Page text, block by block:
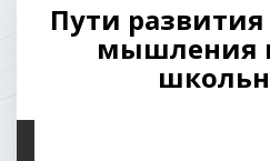
Пути развития
мышления